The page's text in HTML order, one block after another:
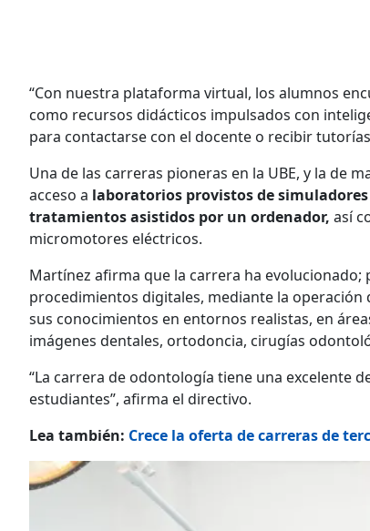
“Con nuestra plataforma virtual, los alumnos
como recursos didácticos impulsados con
para contactarse con el docente o recibir
Una de las carreras pioneras en la UBE, y la de
acceso a laboratorios provistos de
tratamientos asistidos por un ordenador, así
micromotores eléctricos.
Martínez afirma que la carrera ha evolucionado;
procedimientos digitales, mediante la
sus conocimientos en entornos realistas, en
imágenes dentales, ortodoncia, cirugías
“La carrera de odontología tiene una excelente
estudiantes”, afirma el directivo.
Lea también: Crece la oferta de carreras de